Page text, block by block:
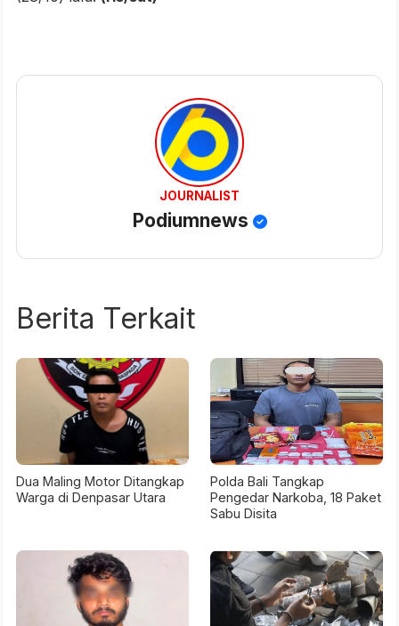
JOURNALIST
Podiumnews
Berita Terkait
Dua Maling Motor Ditangkap
Warga di Denpasar Utara
Polda Bali Tangkap
Pengedar Narkoba, 18 Paket
Sabu Disita